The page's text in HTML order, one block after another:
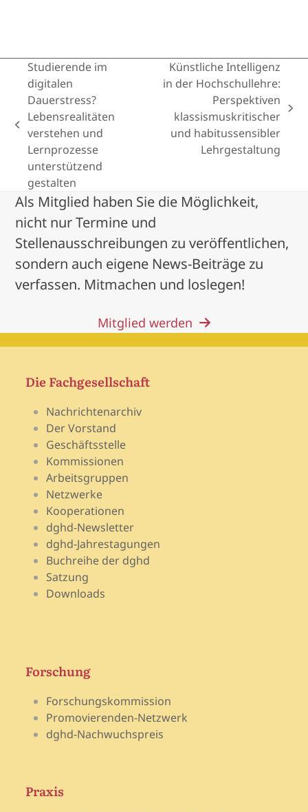
previous
post:
Studierende im
digitalen
Dauerstress?
Lebensrealitäten
verstehen und
Lernprozesse
unterstützend
gestalten
next
post:
Künstliche Intelligenz
in der Hochschullehre:
Perspektiven
klassismuskritischer
und habitussensibler
Lehrgestaltung
Als Mitglied haben Sie die Möglichkeit,
nicht nur Termine und
Stellenausschreibungen zu veröffentlichen,
sondern auch eigene News-Beiträge zu
verfassen. Mitmachen und loslegen!
Mitglied werden
Die Fachgesellschaft
Nachrichtenarchiv
Der Vorstand
Geschäftsstelle
Kommissionen
Arbeitsgruppen
Netzwerke
Kooperationen
dghd-Newsletter
dghd-Jahrestagungen
Buchreihe der dghd
Satzung
Downloads
Forschung
Forschungskommission
Promovierenden-Netzwerk
dghd-Nachwuchspreis
Praxis